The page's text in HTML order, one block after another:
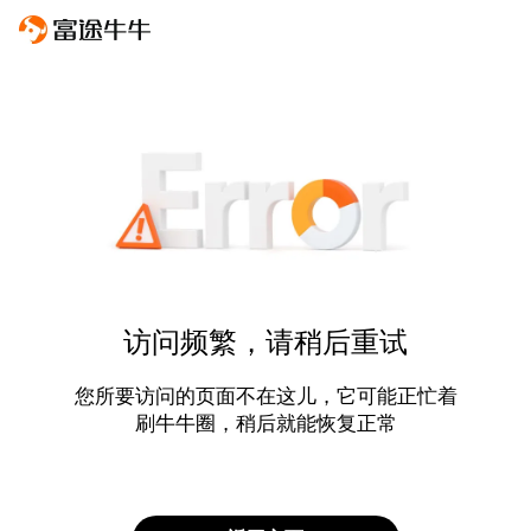
访问频繁，请稍后重试
您所要访问的页面不在这儿，它可能正忙着
刷牛牛圈，稍后就能恢复正常